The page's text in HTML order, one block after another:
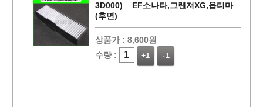
3D000) _ EF소나타,그랜져XG,옵티마
(후면)
상품가 : 8,600원
수량 :
+1 -1